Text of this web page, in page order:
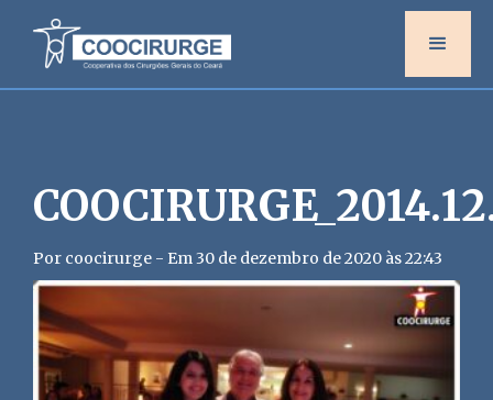
Por coocirurge - Em 30 de dezembro de 2020 às 22:43